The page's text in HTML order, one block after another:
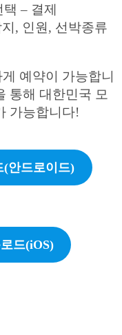
– 결제
, 인원, 선박종류
예약이 가능합니
통해 대한민국 모
가능합니다!
(안드로이드)
드(iOS)